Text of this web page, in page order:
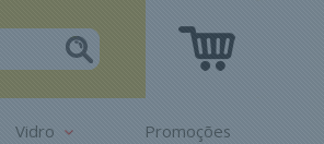
Vidro Promoções